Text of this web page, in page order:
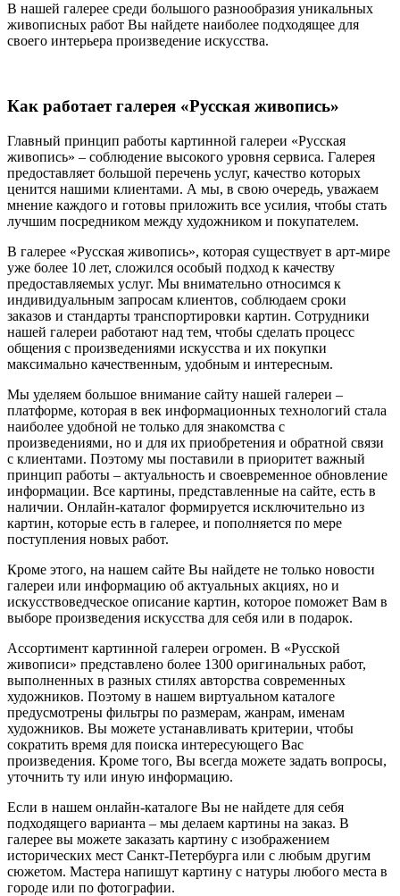
В нашей галерее среди большого разнообразия уникальных
живописных работ Вы найдете наиболее подходящее для
своего интерьера произведение искусства.
Как работает галерея «Русская живопись»
Главный принцип работы картинной галереи «Русская
живопись» – соблюдение высокого уровня сервиса. Галерея
предоставляет большой перечень услуг, качество которых
ценится нашими клиентами. А мы, в свою очередь, уважаем
мнение каждого и готовы приложить все усилия, чтобы стать
лучшим посредником между художником и покупателем.
В галерее «Русская живопись», которая существует в арт-мире
уже более 10 лет, сложился особый подход к качеству
предоставляемых услуг. Мы внимательно относимся к
индивидуальным запросам клиентов, соблюдаем сроки
заказов и стандарты транспортировки картин. Сотрудники
нашей галереи работают над тем, чтобы сделать процесс
общения с произведениями искусства и их покупки
максимально качественным, удобным и интересным.
Мы уделяем большое внимание сайту нашей галереи –
платформе, которая в век информационных технологий стала
наиболее удобной не только для знакомства с
произведениями, но и для их приобретения и обратной связи
с клиентами. Поэтому мы поставили в приоритет важный
принцип работы – актуальность и своевременное обновление
информации. Все картины, представленные на сайте, есть в
наличии. Онлайн-каталог формируется исключительно из
картин, которые есть в галерее, и пополняется по мере
поступления новых работ.
Кроме этого, на нашем сайте Вы найдете не только новости
галереи или информацию об актуальных акциях, но и
искусствоведческое описание картин, которое поможет Вам в
выборе произведения искусства для себя или в подарок.
Ассортимент картинной галереи огромен. В «Русской
живописи» представлено более 1300 оригинальных работ,
выполненных в разных стилях авторства современных
художников. Поэтому в нашем виртуальном каталоге
предусмотрены фильтры по размерам, жанрам, именам
художников. Вы можете устанавливать критерии, чтобы
сократить время для поиска интересующего Вас
произведения. Кроме того, Вы всегда можете задать вопросы,
уточнить ту или иную информацию.
Если в нашем онлайн-каталоге Вы не найдете для себя
подходящего варианта – мы делаем картины на заказ. В
галерее вы можете заказать картину с изображением
исторических мест Санкт-Петербурга или с любым другим
сюжетом. Мастера напишут картину с натуры любого места в
городе или по фотографии.